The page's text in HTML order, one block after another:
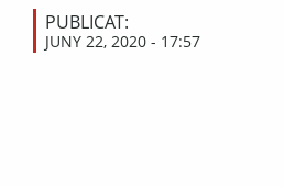
PUBLICAT:
JUNY 22, 2020 - 17:57